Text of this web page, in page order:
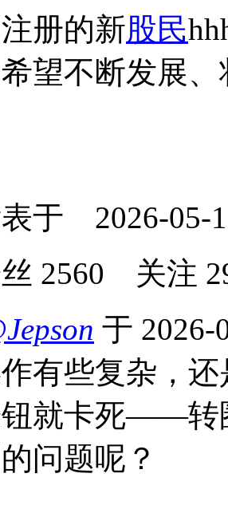
册的新股民
望不断发展、
于 2026-05-
2560 关注
于 2026-
有些复杂，
就卡死——转
问题呢？